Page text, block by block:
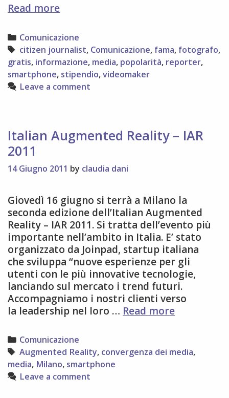
Read moreSe
talento
fallo
(s)fruttare
Categories
Comunicazione
Tags
citizen journalist, Comunicazione, fama, fotografo,
gratis, informazione, media, popolarità, reporter,
smartphone, stipendio,videomaker
Leave a comment
Italian Augmented Reality – IAR
2011
14 Giugno 2011 by claudia dani
Giovedì 16 giugno si terrà a Milano la
seconda edizione dell’Italian Augmented
Reality – IAR 2011. Si tratta dell’evento più
importante nell’ambito in Italia. E’ stato
organizzato da Joinpad, startup italiana
che sviluppa “nuove esperienze per gli
utenti con le più innovative tecnologie,
lanciando sul mercato i trend futuri.
Accompagniamo i nostri clienti verso
la leadership nel loro … Read moreItalian
–
IAR
Categories
Comunicazione
Tags
Augmented Reality, convergenza dei media,
media, Milano, smartphone
Leave a comment